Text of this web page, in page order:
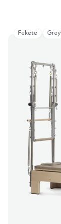
Fekete Grey